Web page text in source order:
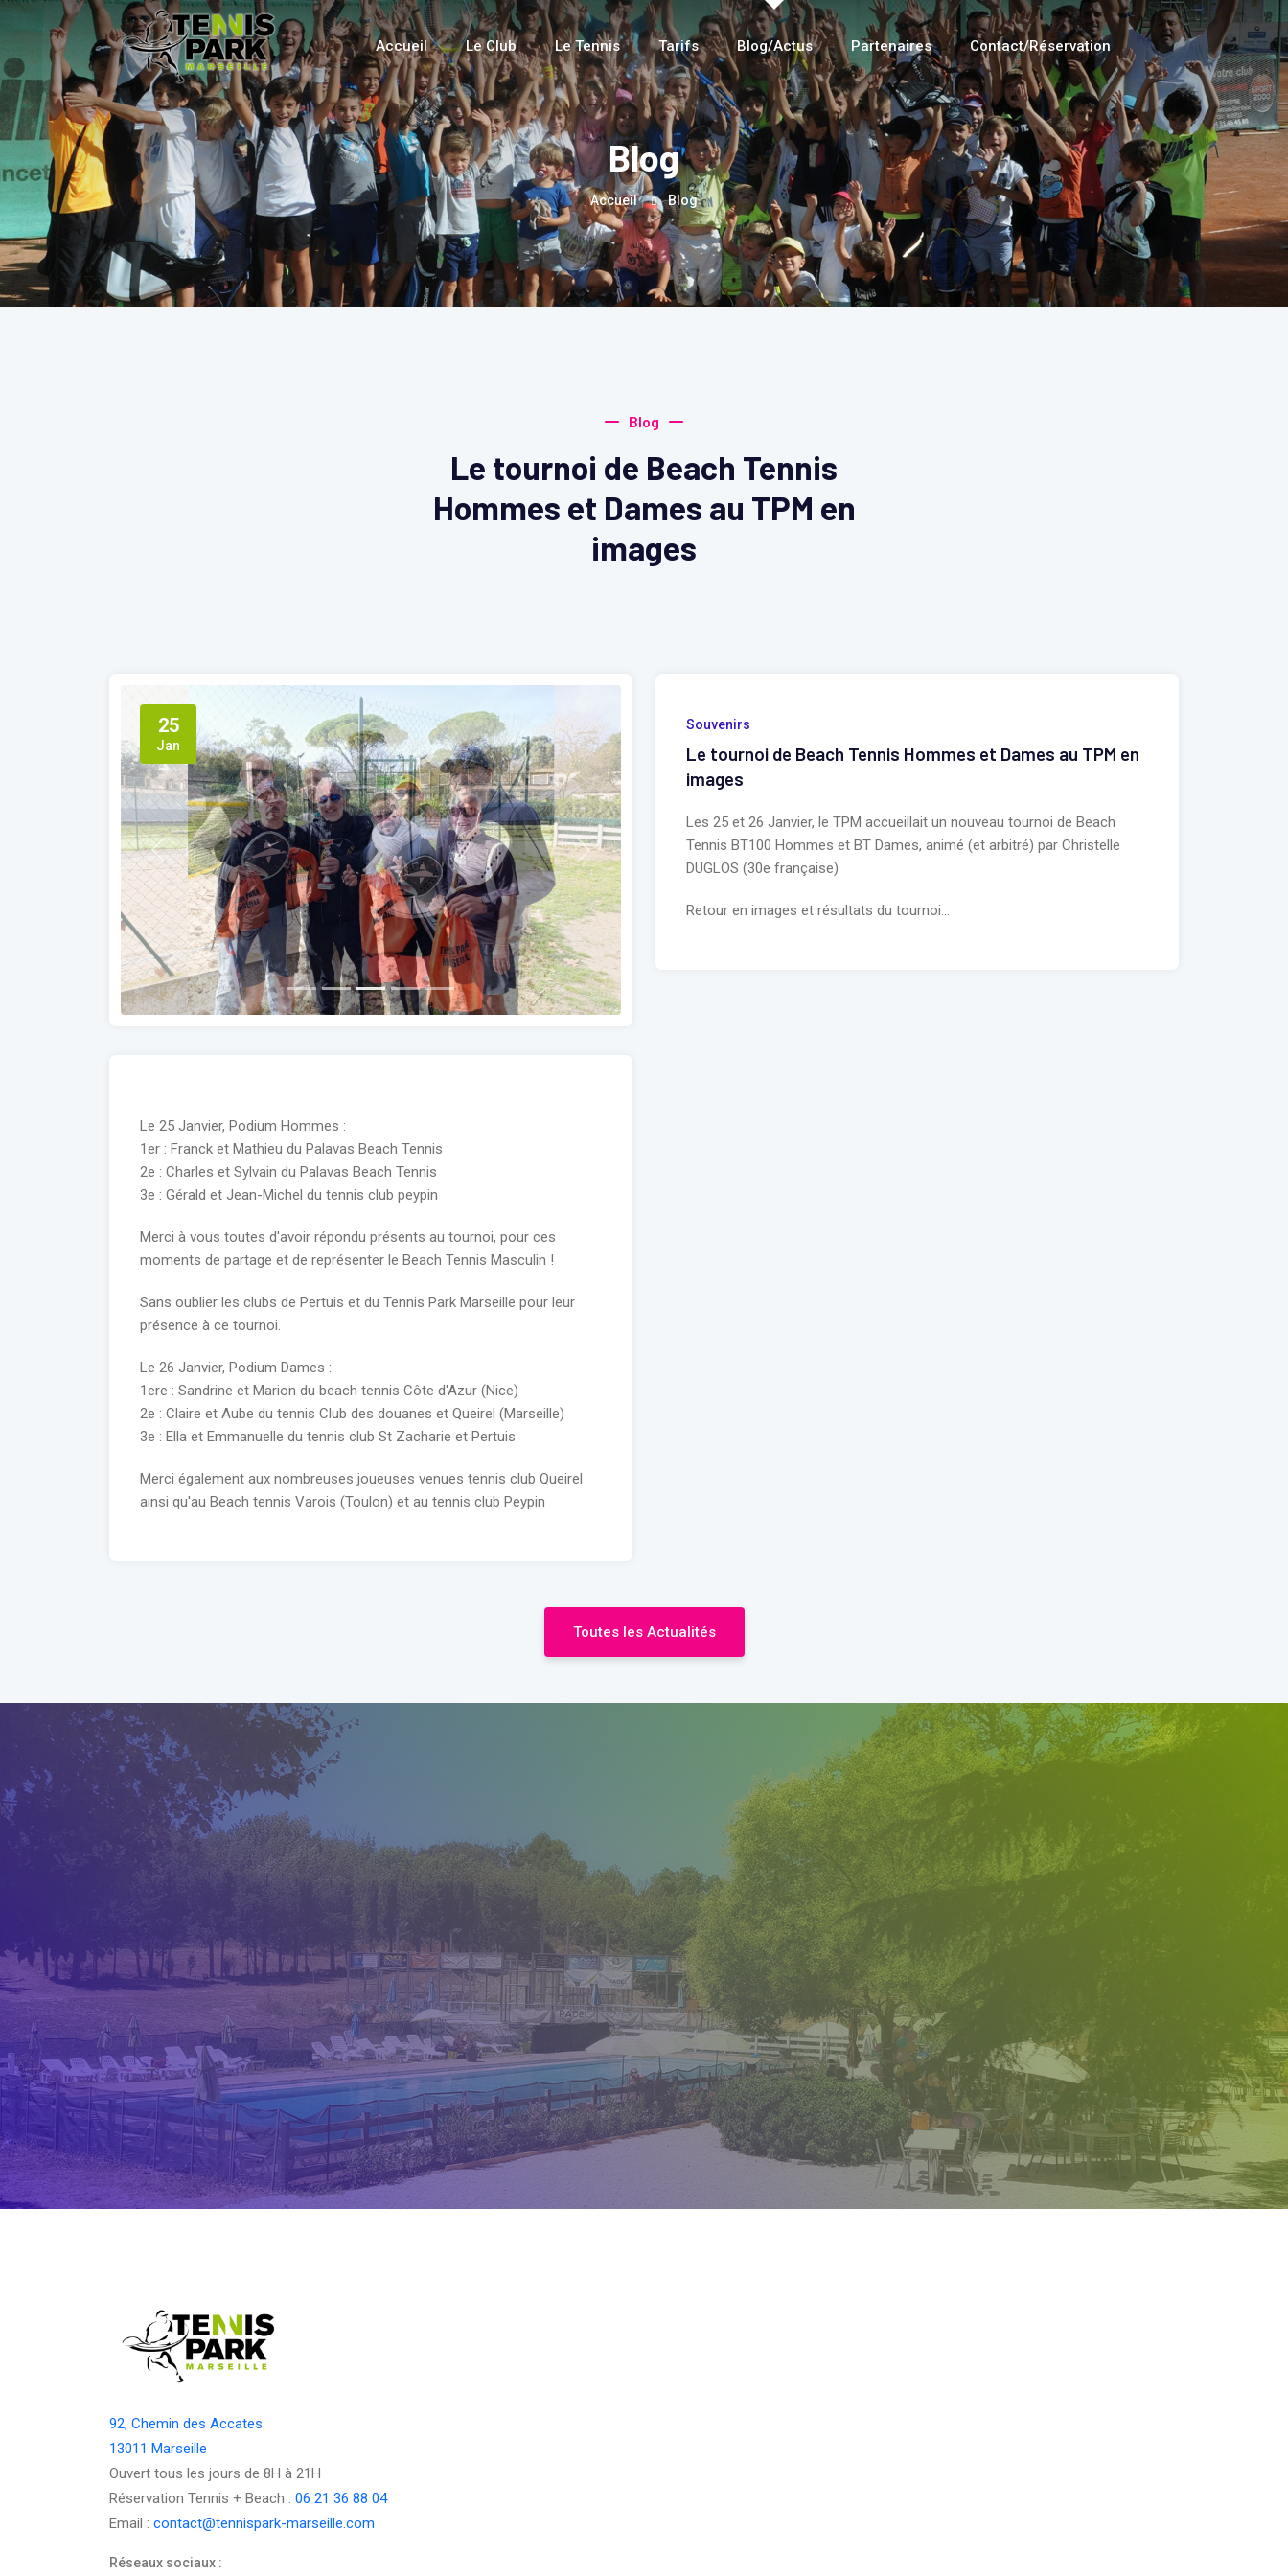
Accueil Le Club Le Tennis Tarifs Blog/Actus Partenaires Contact/Réservation
Blog
Accueil Blog
Blog
Le tournoi de Beach Tennis
Hommes et Dames au TPM en
images
25
Jan
Previous Next
Souvenirs
Le tournoi de Beach Tennis Hommes et Dames au TPM en
images
Les 25 et 26 Janvier, le TPM accueillait un nouveau tournoi de Beach
Tennis BT100 Hommes et BT Dames, animé (et arbitré) par Christelle
DUGLOS (30e française)
Retour en images et résultats du tournoi...
Le 25 Janvier, Podium Hommes :
1er : Franck et Mathieu du Palavas Beach Tennis
2e : Charles et Sylvain du Palavas Beach Tennis
3e : Gérald et Jean-Michel du tennis club peypin
Merci à vous toutes d'avoir répondu présents au tournoi, pour ces
moments de partage et de représenter le Beach Tennis Masculin !
Sans oublier les clubs de Pertuis et du Tennis Park Marseille pour leur
présence à ce tournoi.
Le 26 Janvier, Podium Dames :
1ere : Sandrine et Marion du beach tennis Côte d'Azur (Nice)
2e : Claire et Aube du tennis Club des douanes et Queirel (Marseille)
3e : Ella et Emmanuelle du tennis club St Zacharie et Pertuis
Merci également aux nombreuses joueuses venues tennis club Queirel
ainsi qu'au Beach tennis Varois (Toulon) et au tennis club Peypin
Toutes les Actualités
92, Chemin des Accates
13011 Marseille
Ouvert tous les jours de 8H à 21H
Réservation Tennis + Beach : 06 21 36 88 04
Email : contact@tennispark-marseille.com
Réseaux sociaux :